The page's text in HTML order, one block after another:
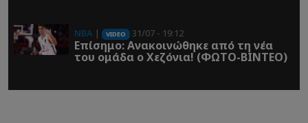
NBA | VIDEO 31/07 - 19:12
Επίσημο: Ανακοινώθηκε από τη νέα
του ομάδα ο Χεζόνια! (ΦΩΤΟ-ΒΙΝΤΕΟ)